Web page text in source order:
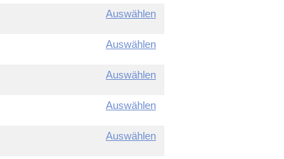
Auswählen
Auswählen
Auswählen
Auswählen
Auswählen